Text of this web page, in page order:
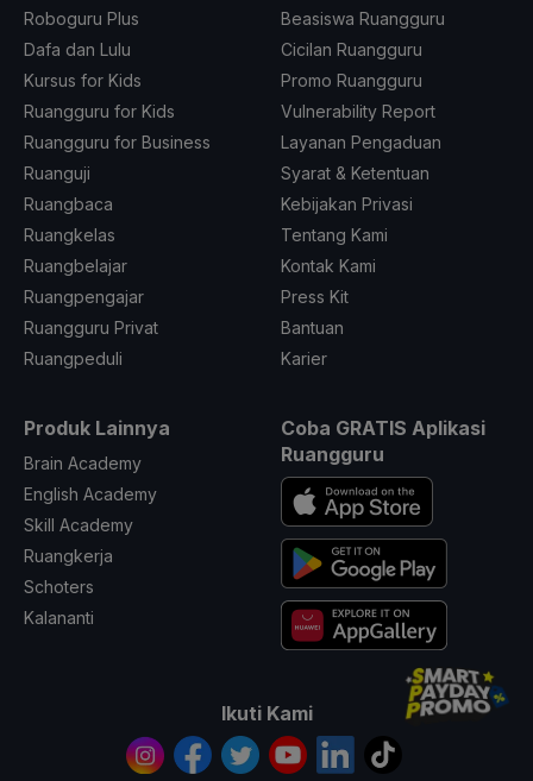
Roboguru Plus
Dafa dan Lulu
Kursus for Kids
Ruangguru for Kids
Ruangguru for Business
Ruanguji
Ruangbaca
Ruangkelas
Ruangbelajar
Ruangpengajar
Ruangguru Privat
Ruangpeduli
Beasiswa Ruangguru
Cicilan Ruangguru
Promo Ruangguru
Vulnerability Report
Layanan Pengaduan
Syarat & Ketentuan
Kebijakan Privasi
Tentang Kami
Kontak Kami
Press Kit
Bantuan
Karier
Produk Lainnya
Brain Academy
English Academy
Skill Academy
Ruangkerja
Schoters
Kalananti
Coba GRATIS Aplikasi
Ruangguru
Ikuti Kami